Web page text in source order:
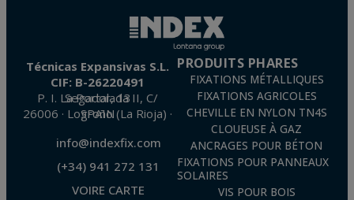
Données 2016 (RGPD) en envoyant une lettre accompagnée d'une photocopie de
votre pièce d’identité, à P.I. La Portalada II | c/ Segador 13, 26006 | Logroño (La
Técnicas Expansivas S.L.
CIF: B-26220491
P. I. La Portalada II, C/ Segador, 13
26006 · Logroño (La Rioja) · SPAIN
info@indexfix.com
(+34) 941 272 131
VOIRE CARTE
PRODUITS PHARES
FIXATIONS MÉTALLIQUES
FIXATIONS AGRICOLES
CHEVILLE EN NYLON TN4S
CLOUEUSE À GAZ
ANCRAGES POUR BÉTON
FIXATIONS POUR PANNEAUX
SOLAIRES
VIS POUR BOIS